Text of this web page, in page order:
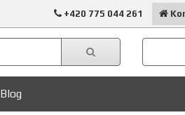
+420 775 044 261
Blog